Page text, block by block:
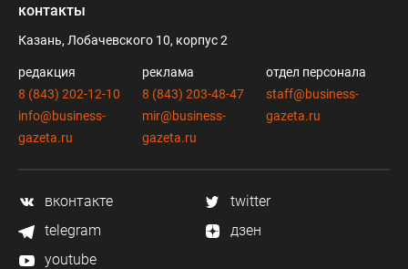
контакты
Казань, Лобачевского 10, корпус 2
редакция
8 (843) 202-12-10
info@business-
gazeta.ru
реклама
8 (843) 203-48-47
mir@business-
gazeta.ru
отдел персонала
staff@business-
gazeta.ru
вконтакте
twitter
telegram
дзен
youtube